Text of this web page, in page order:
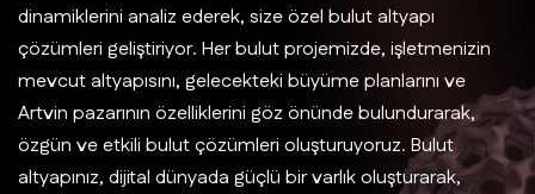
dinamiklerini analiz ederek, size özel bulut altyapı
çözümleri geliştiriyor. Her bulut projemizde, işletmenizin
mevcut altyapısını, gelecekteki büyüme planlarını ve
Artvin pazarının özelliklerini göz önünde bulundurarak,
özgün ve etkili bulut çözümleri oluşturuyoruz. Bulut
altyapınız, dijital dünyada güçlü bir varlık oluşturarak,